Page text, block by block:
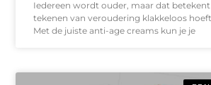
Iedereen wordt ouder, maar dat
tekenen van veroudering klakkeloos
Met de juiste anti-age creams kun je je